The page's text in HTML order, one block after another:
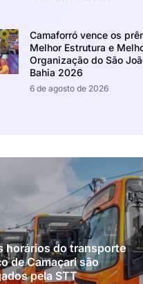
Camaforró vence os
Melhor Estrutura e
Organização do São
Bahia 2026
6 de agosto de 2026
horários do transporte
de Camaçari são
pela STT